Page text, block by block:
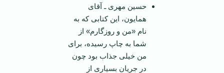
حسین مهری ـ آقای
همایون، این کتابی که به
نام «من و روزگارم» از
شما به چاپ رسیده، برای
من خیلی جذاب بود چون
در جریان بسیاری از